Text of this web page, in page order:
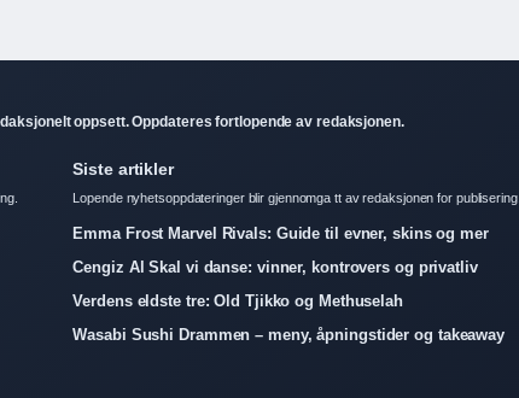
oppsett. Oppdateres fortlopende av redaksjonen.
Siste artikler
Lopende nyhetsoppdateringer blir gjennomga tt av redaksjonen for publisering.
Emma Frost Marvel Rivals: Guide til evner, skins og mer
Cengiz Al Skal vi danse: vinner, kontrovers og privatliv
Verdens eldste tre: Old Tjikko og Methuselah
Wasabi Sushi Drammen – meny, åpningstider og takeaway